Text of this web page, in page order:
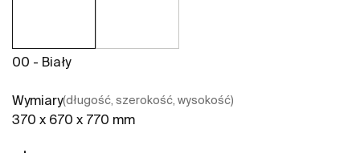
00 - Biały
Wymiary(długość, szerokość, wysokość)
370 x 670 x 770 mm